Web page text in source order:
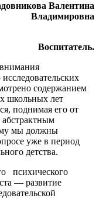
Владимировна
Воспитатель.
содержанием
школьных лет
поднимая его от
мы должны
уже в период
детства.
психического
— развитие